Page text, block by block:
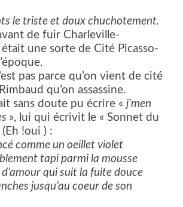
le triste et doux chuchotement.
de fuir Charleville-
une sorte de Cité Picasso-
pas parce qu’on vient de cité
qu’on assassine.
sans doute pu écrire «j’men
», lui qui écrivit le « Sonnet du
!oui ) :
comme un oeillet violet
tapi parmi la mousse
qui suit la fuite douce
jusqu’au coeur de son